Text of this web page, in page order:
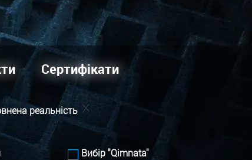
Сертифікати
реальність
Вибір "Qimnata"